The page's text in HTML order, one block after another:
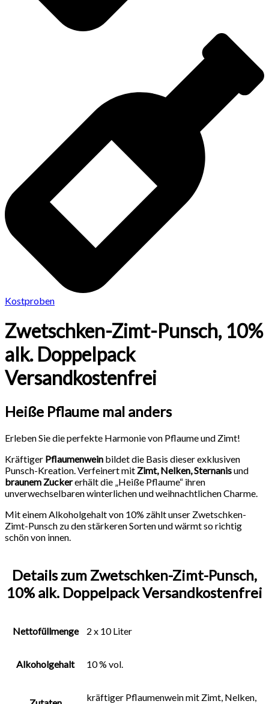
Kostproben
Zwetschken-Zimt-Punsch, 10%
alk. Doppelpack
Versandkostenfrei
Heiße Pflaume mal anders
Erleben Sie die perfekte Harmonie von Pflaume und Zimt!
Kräftiger Pflaumenwein bildet die Basis dieser exklusiven
Punsch-Kreation. Verfeinert mit Zimt, Nelken, Sternanisund
braunem Zuckererhält die „Heiße Pflaume“ ihren
unverwechselbaren winterlichen und weihnachtlichen Charme.
Mit einem Alkoholgehalt von 10% zählt unser Zwetschken-
Zimt-Punsch zu den stärkeren Sorten und wärmt so richtig
schön von innen.
Details zum Zwetschken-Zimt-Punsch,
10% alk. Doppelpack Versandkostenfrei
Nettofüllmenge 2 x 10 Liter
Alkoholgehalt 10 % vol.
kräftiger Pflaumenwein mit Zimt, Nelken,